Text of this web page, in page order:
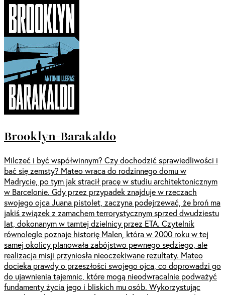
Brooklyn-Barakaldo
Milczeć i być współwinnym? Czy dochodzić sprawiedliwości i
bać się zemsty? Mateo wraca do rodzinnego domu w
Madrycie, po tym jak stracił pracę w studiu architektonicznym
w Barcelonie. Gdy przez przypadek znajduje w rzeczach
swojego ojca Juana pistolet, zaczyna podejrzewać, że broń ma
jakiś związek z zamachem terrorystycznym sprzed dwudziestu
lat, dokonanym w tamtej dzielnicy przez ETA. Czytelnik
równolegle poznaje historię Malen, która w 2000 roku w tej
samej okolicy planowała zabójstwo pewnego sędziego, ale
realizacja misji przyniosła nieoczekiwane rezultaty. Mateo
docieka prawdy o przeszłości swojego ojca, co doprowadzi go
do ujawnienia tajemnic, które mogą nieodwracalnie podważyć
fundamenty życia jego i bliskich mu osób. Wykorzystując